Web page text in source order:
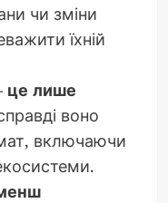
чи зміни
їхній
це лише
воно
включаючи